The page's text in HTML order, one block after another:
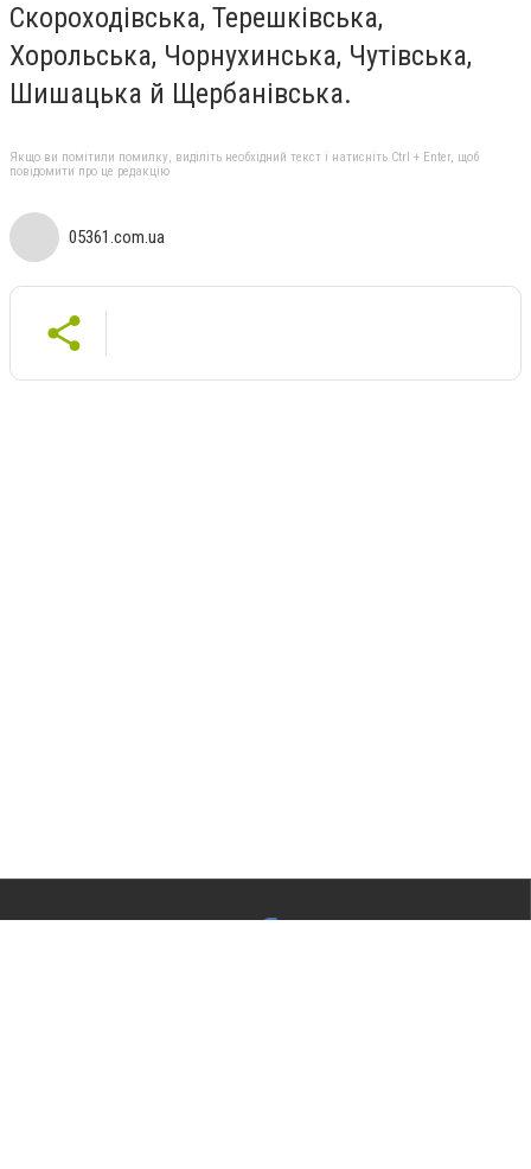
Скороходівська, Терешківська,
Хорольська, Чорнухинська, Чутівська,
Шишацька й Щербанівська.
Якщо ви помітили помилку, виділіть необхідний текст і натисніть Ctrl + Enter, щоб
повідомити про це редакцію
05361.com.ua